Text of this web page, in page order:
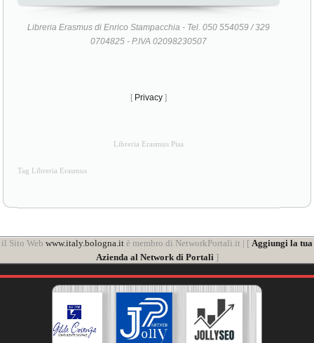
Libreria Erasmus di Enrico Stampacchia - Tel. 050 554059 / 329
0704825 - P.IVA 02098230507
[ Privacy ]
Libreria Erasmus Pisa
Tag Libreria Erasmus
il Sito Web www.italy.bologna.it è membro di NetworkPortali.it | [ Aggiungi la tua
Azienda al Network di Portali ]